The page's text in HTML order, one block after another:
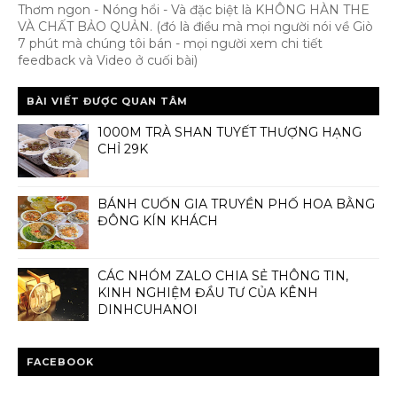
Thơm ngon - Nóng hổi - Và đặc biệt là KHÔNG HÀN THE
VÀ CHẤT BẢO QUẢN. (đó là điều mà mọi người nói về Giò
7 phút mà chúng tôi bán - mọi người xem chi tiết
feedback và Video ở cuối bài)
BÀI VIẾT ĐƯỢC QUAN TÂM
1000M TRÀ SHAN TUYẾT THƯỢNG HẠNG
CHỈ 29K
BÁNH CUỐN GIA TRUYỀN PHỐ HOA BẰNG
ĐÔNG KÍN KHÁCH
CÁC NHÓM ZALO CHIA SẺ THÔNG TIN,
KINH NGHIỆM ĐẦU TƯ CỦA KÊNH
DINHCUHANOI
FACEBOOK